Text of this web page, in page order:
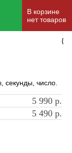
секунды, число.
5 990 р.
5 490 р.
{
В корзине
нет товаров